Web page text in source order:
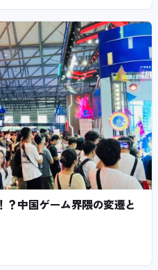
？中国ゲーム界隈の変遷と